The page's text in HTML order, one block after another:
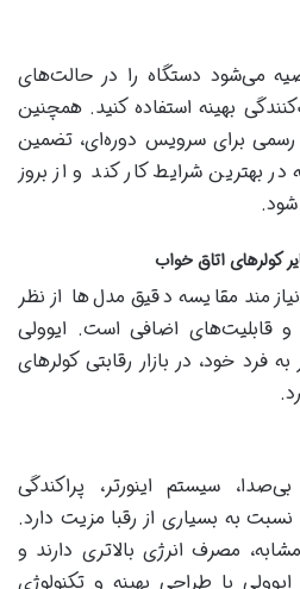
می‌شود دستگاه را در حالت‌های
بهینه استفاده کنید. همچنین
رسمی برای سرویس دوره‌ای، تضمین
بهترین شرایط کار کند و از بروز
مقایسه دقیق مدل‌ها از نظر
و قابلیت‌های اضافی است. ایوولی
به فرد خود، در بازار رقابتی کولرهای
عملکرد بی‌صدا، سیستم اینورتر، پراکندگی
به بسیاری از رقبا مزیت دارد.
مصرف انرژی بالاتری دارند و
با طراحی بهینه و تکنولوژی